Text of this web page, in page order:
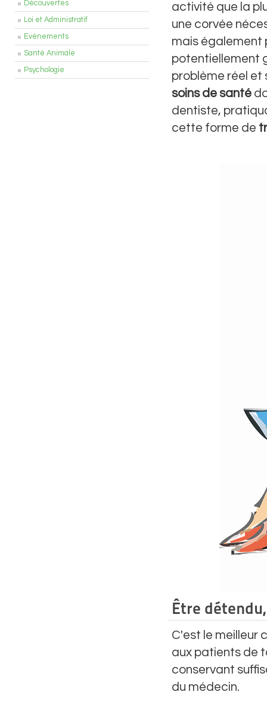
Découvertes
Loi et Administratif
Evénements
Santé Animale
Psychologie
activité que la
une corvée
mais également
potentiellement
problème réel et
soins de santé
dentiste,
cette forme de
Être
C'est le meilleur
aux patients de
conservant
du médecin.